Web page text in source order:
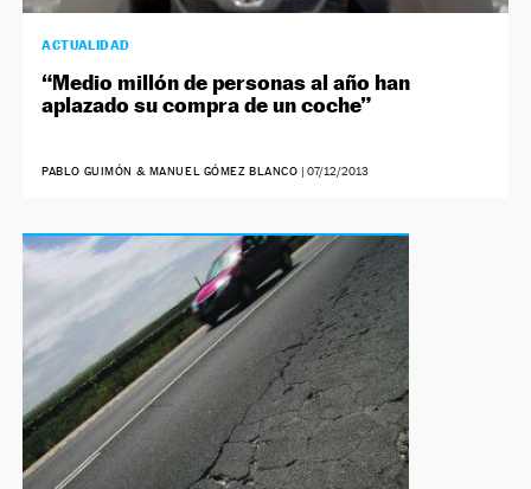
ACTUALIDAD
“Medio millón de personas al año han
aplazado su compra de un coche”
PABLO GUIMÓN & MANUEL GÓMEZ BLANCO 07/12/2013